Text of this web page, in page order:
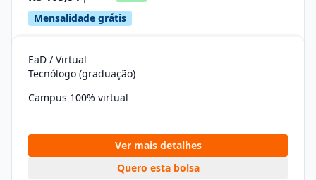
Mensalidade grátis
EaD / Virtual
Tecnólogo (graduação)
Campus 100% virtual
Ver mais detalhes
Quero esta bolsa